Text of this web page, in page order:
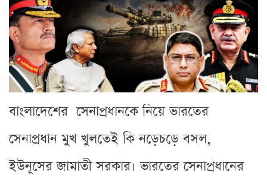
বাংলাদেশের সেনাপ্রধানকে নিয়ে ভারতের
সেনাপ্রধান মুখ খুলতেই কি নড়েচড়ে বসল,
ইউনূসের জামাতী সরকার। ভারতের সেনাপ্রধানের